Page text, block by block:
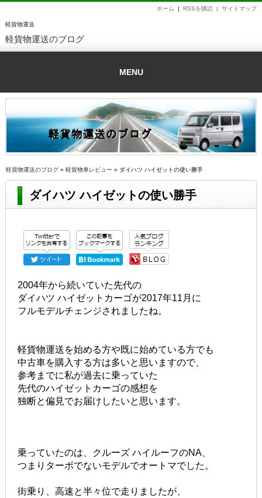
軽貨物運送
サイトマップ
RSSを購読 |
ホーム |
軽貨物運送のブログ
MENU
軽貨物運送のブログ » 軽貨物車レビュー » ダイハツ ハイゼットの使い勝手
ダイハツ ハイゼットの使い勝手
2004年から続いていた先代の
ダイハツ ハイゼットカーゴが2017年11月に
フルモデルチェンジされましたね。
軽貨物運送を始める方や既に始めている方でも
中古車を購入する方は多いと思いますので、
参考までに私が過去に乗っていた
先代のハイゼットカーゴの感想を
独断と偏見でお届けしたいと思います。
乗っていたのは、クルーズ ハイルーフのNA、
つまりターボでないモデルでオートマでした。
街乗り、高速と半々位で走りましたが、